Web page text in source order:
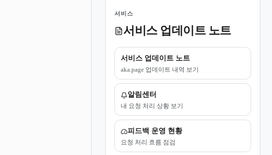
서비스
서비스 업데이트 노트
서비스 업데이트 노트
aka.page 업데이트 내역 보기
알림센터
내 요청 처리 상황 보기
피드백 운영 현황
요청 처리 흐름 점검